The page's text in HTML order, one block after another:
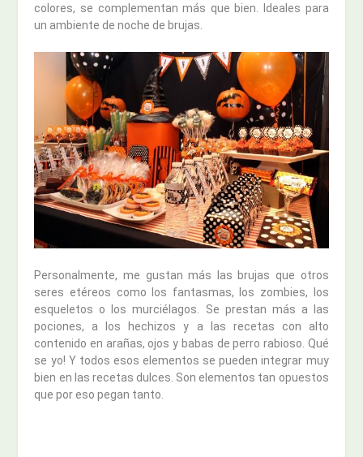
colores, se complementan más que bien. Ideales para
un ambiente de noche de brujas.
Personalmente, me gustan más las brujas que otros
seres etéreos como los fantasmas, los zombies, los
esqueletos o los murciélagos. Se prestan más a las
pociones, a los hechizos y a las recetas con alto
contenido en arañas, ojos y babas de perro rabioso. Qué
se yo! Y todos esos elementos se pueden integrar muy
bien en las recetas dulces. Son elementos tan opuestos
que por eso pegan tanto.